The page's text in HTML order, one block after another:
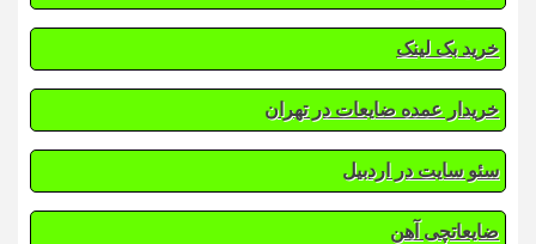
خرید بک لینک
خریدار عمده ضایعات در تهران
سئو سایت در اردبیل
ضایعاتچی آهن